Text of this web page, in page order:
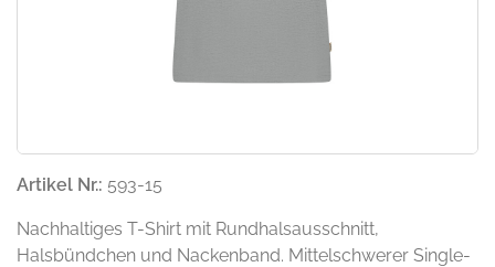
Artikel Nr.: 593-15
Nachhaltiges T-Shirt mit Rundhalsausschnitt,
Halsbündchen und Nackenband. Mittelschwerer Single-